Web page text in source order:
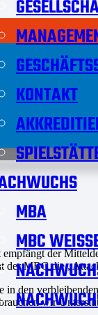
KONTAKT
MBA
MBCder
MBC die
den
wir